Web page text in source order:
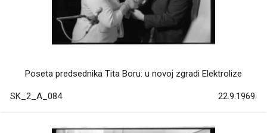
Poseta predsednika Tita Boru: u novoj zgradi Elektrolize
SK_2_A_084 22.9.1969.